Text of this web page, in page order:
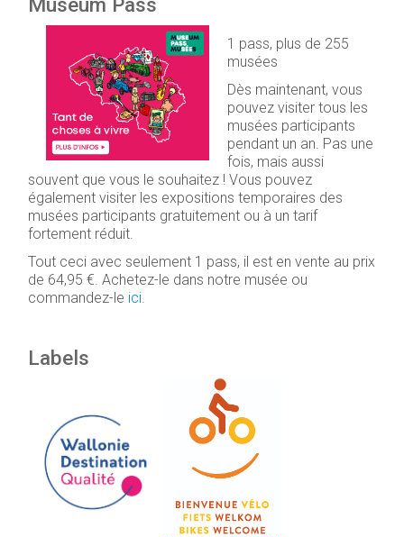
1 pass, plus de 255
musées
Dès maintenant, vous
pouvez visiter tous les
musées participants
pendant un an. Pas une
fois, mais aussi
souvent que vous le souhaitez ! Vous pouvez
également visiter les expositions temporaires des
musées participants gratuitement ou à un tarif
fortement réduit.
Tout ceci avec seulement 1 pass, il est en vente au prix
de 64,95 €. Achetez-le dans notre musée ou
commandez-le ici.
Labels